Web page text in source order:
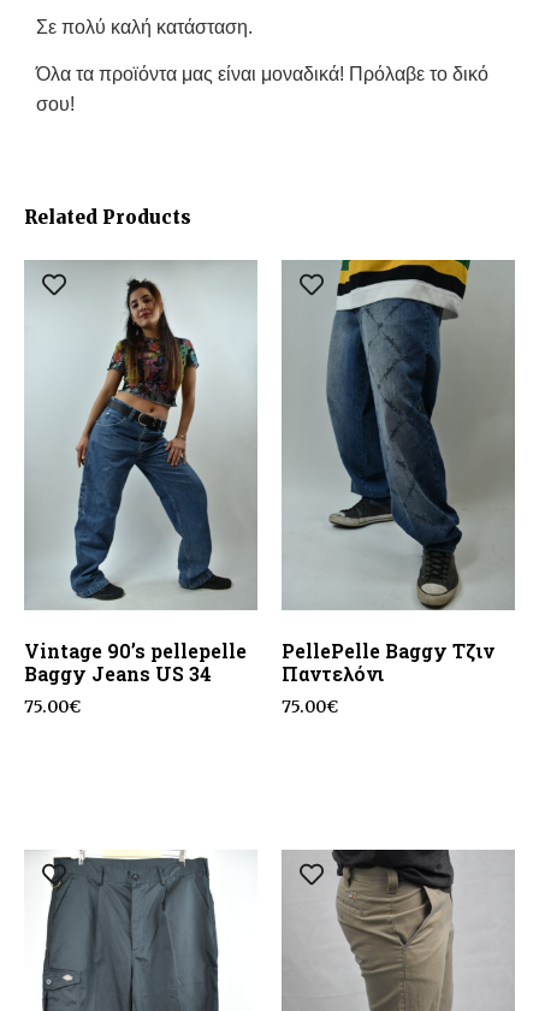
Σε πολύ καλή κατάσταση.
Όλα τα προϊόντα μας είναι μοναδικά! Πρόλαβε το δικό
σου!
Related Products
Vintage 90’s pellepelle
Baggy Jeans US 34
75.00€
PellePelle Baggy Τζιν
Παντελόνι
75.00€